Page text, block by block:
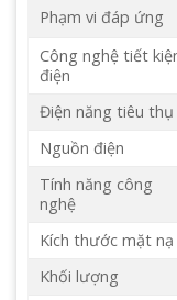
Phạm vi đáp ứng
Công nghệ tiết
điện
Điện năng tiêu thụ
Nguồn điện
Tính năng công
nghệ
Kích thước mặt nạ
Khối lượng